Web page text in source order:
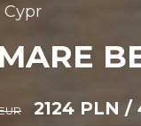
Cypr
2124 PLN /